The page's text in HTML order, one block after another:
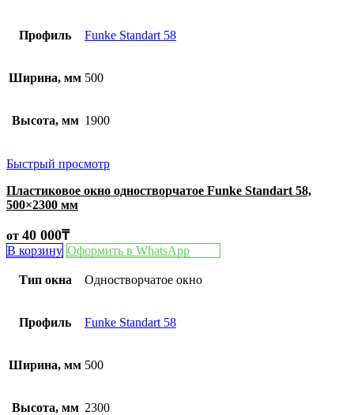
Профиль Funke Standart 58
Ширина, мм 500
Высота, мм 1900
Быстрый просмотр
Пластиковое окно одностворчатое Funke Standart 58,
500×2300 мм
от 40 000₸
В корзину Оформить в WhatsApp
Тип окна Одностворчатое окно
Профиль Funke Standart 58
Ширина, мм 500
Высота, мм 2300